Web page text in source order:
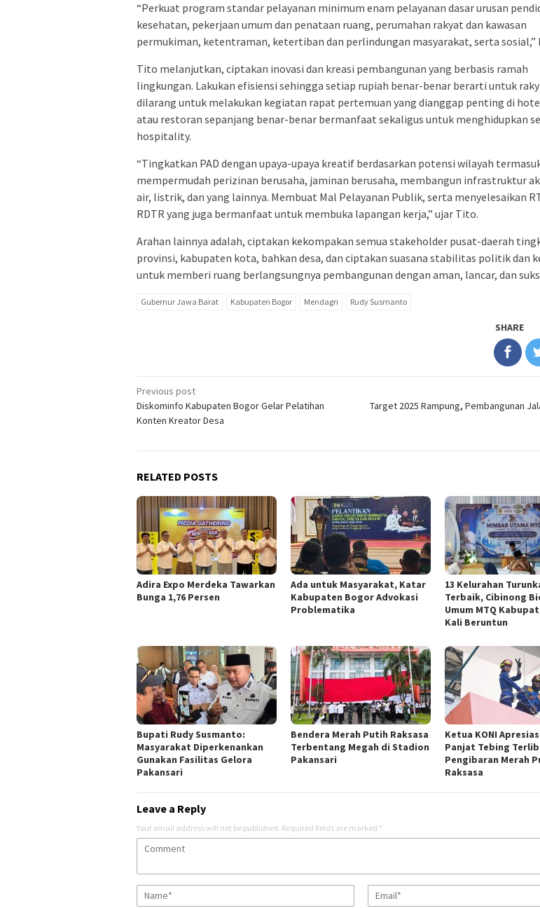
“Perkuat program standar pelayanan minimum enam pelayanan dasar urusan
kesehatan, pekerjaan umum dan penataan ruang, perumahan rakyat dan kawasan
permukiman, ketentraman, ketertiban dan perlindungan masyarakat, serta sosial,”
Tito melanjutkan, ciptakan inovasi dan kreasi pembangunan yang berbasis ramah
lingkungan. Lakukan efisiensi sehingga setiap rupiah benar-benar berarti untuk
dilarang untuk melakukan kegiatan rapat pertemuan yang dianggap penting di
atau restoran sepanjang benar-benar bermanfaat sekaligus untuk menghidupkan
hospitality.
“Tingkatkan PAD dengan upaya-upaya kreatif berdasarkan potensi wilayah
mempermudah perizinan berusaha, jaminan berusaha, membangun infrastruktur
air, listrik, dan yang lainnya. Membuat Mal Pelayanan Publik, serta menyelesaikan
RDTR yang juga bermanfaat untuk membuka lapangan kerja,” ujar Tito.
Arahan lainnya adalah, ciptakan kekompakan semua stakeholder pusat-daerah
provinsi, kabupaten kota, bahkan desa, dan ciptakan suasana stabilitas politik dan
untuk memberi ruang berlangsungnya pembangunan dengan aman, lancar, dan
Gubernur Jawa Barat Kabupaten Bogor Mendagri Rudy Susmanto
SHARE
Post
navigation
Previous post
Diskominfo Kabupaten Bogor Gelar Pelatihan
Konten Kreator Desa
Target 2025 Rampung, Pembangunan
RELATED POSTS
Adira Expo Merdeka Tawarkan
Bunga 1,76 Persen
Ada untuk Masyarakat, Katar
Kabupaten Bogor Advokasi
Problematika
13 Kelurahan
Terbaik, Cibinong
Umum MTQ
Kali Beruntun
Bupati Rudy Susmanto:
Masyarakat Diperkenankan
Gunakan Fasilitas Gelora
Pakansari
Bendera Merah Putih Raksasa
Terbentang Megah di Stadion
Pakansari
Ketua KONI
Panjat Tebing
Pengibaran Merah
Raksasa
Leave a Reply
Your email address will not be published. Required fields are marked *